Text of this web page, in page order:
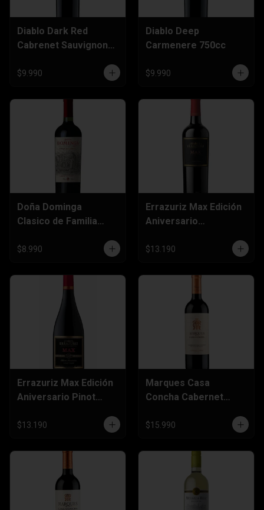
Diablo Dark Red
Cabrenet Sauvignon
$9.990
Diablo Deep
Carmenere 750cc
$9.990
Doña Dominga
Clasico de Familia
750cc
$8.990
Errazuriz Max Edición
Aniversario
$13.190
Errazuriz Max Edición
Aniversario Pinot
$13.190
Marques Casa
Concha Cabernet
$15.990